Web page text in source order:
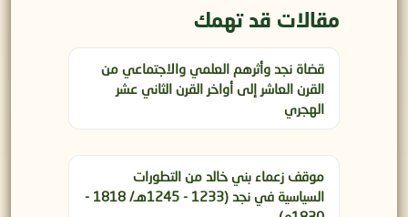
مقالات قد تهمك
قضاة نجد وأثرهم العلمي والاجتماعي من
القرن العاشر إلى أواخر القرن الثاني عشر
الهجري
موقف زعماء بني خالد من التطورات
السياسية في نجد (1233 - 1245هـ/ 1818 -